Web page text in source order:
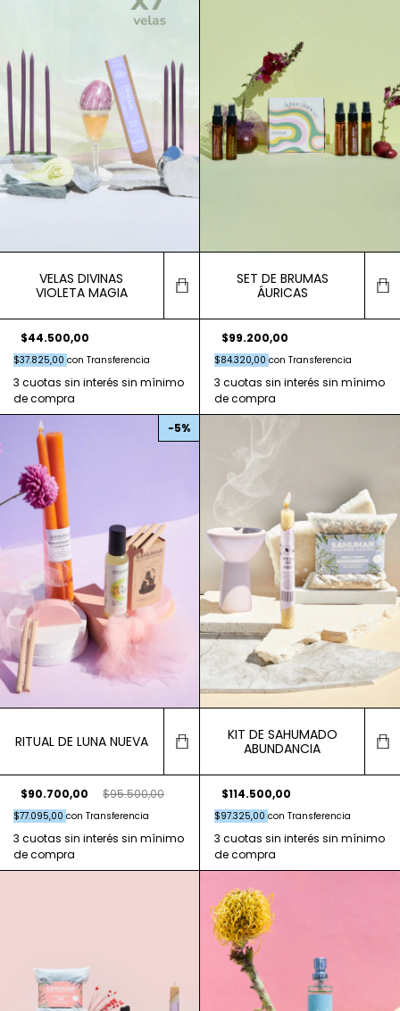
VELAS DIVINAS
VIOLETA MAGIA
$44.500,00
$37.825,00 con Transferencia
SET DE BRUMAS
ÁURICAS
$99.200,00
$84.320,00 con Transferencia
-5%
RITUAL DE LUNA NUEVA
$90.700,00 $95.500,00
$77.095,00 con Transferencia
KIT DE SAHUMADO
ABUNDANCIA
$114.500,00
$97.325,00 con Transferencia